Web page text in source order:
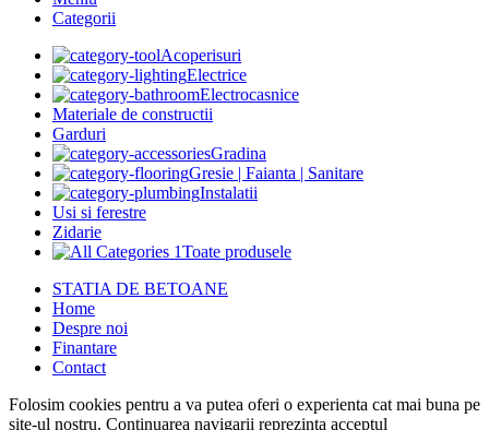
Categorii
Acoperisuri
Electrice
Electrocasnice
Materiale de constructii
Garduri
Gradina
Gresie | Faianta | Sanitare
Instalatii
Usi si ferestre
Zidarie
Toate produsele
STATIA DE BETOANE
Home
Despre noi
Finantare
Contact
Folosim cookies pentru a va putea oferi o experienta cat mai buna pe
site-ul nostru. Continuarea navigarii reprezinta acceptul